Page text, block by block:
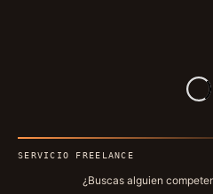
SERVICIO FREELANCE
¿Buscas alguien